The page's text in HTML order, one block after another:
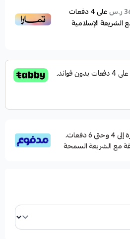
الشمس الحارقة
على الجسم
البحرية الصيفية
على4دفعات
الشريعة الإسلامية
قسم دفعاتك بطريقة ميسرة إلى 4 وحتى 6 دفعات،
مع الشريعة السمحة